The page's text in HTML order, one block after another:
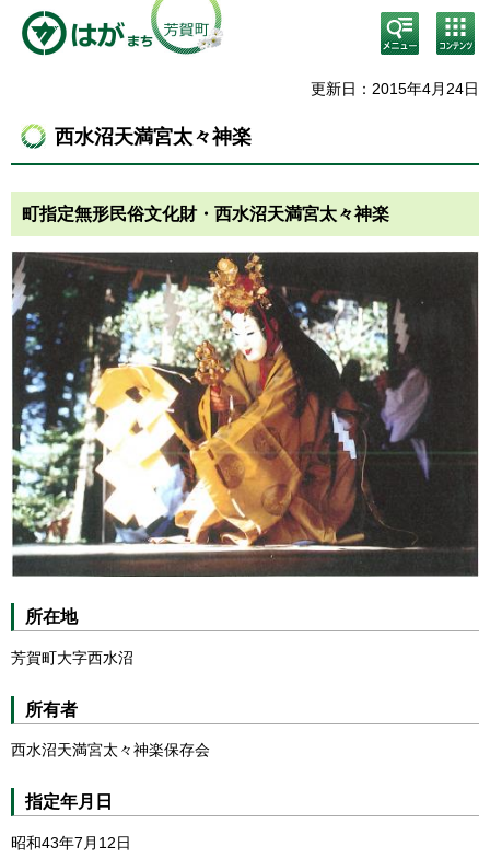
検
索・
メニ
コン
テン
ニュ
更新日：2015年4月24日
西水沼天満宮太々神楽
町指定無形民俗文化財・西水沼天満宮太々神楽
所在地
芳賀町大字西水沼
所有者
西水沼天満宮太々神楽保存会
指定年月日
昭和43年7月12日